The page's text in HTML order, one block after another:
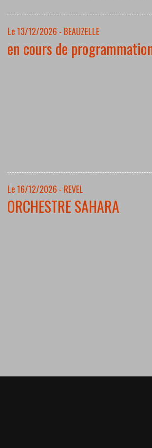
Le 13/12/2026 - BEAUZELLE
en cours de
Le 16/12/2026 - REVEL
ORCHESTRE SAHARA